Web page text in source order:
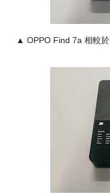
▲ OPPO Find 7a 相較